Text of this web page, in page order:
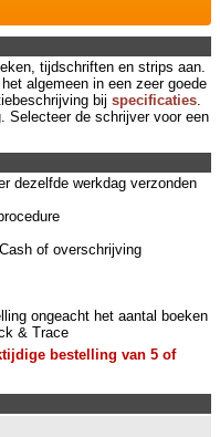
tijdschriften en strips aan.
algemeen in een zeer goede
bij specificaties.
Selecteer de schrijver voor een
dezelfde werkdag verzonden
of overschrijving
ongeacht het aantal boeken
& Trace
bestelling van 5 of